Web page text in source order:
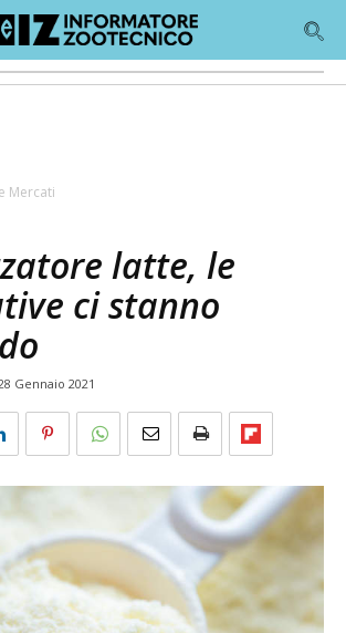
Mercati
latte, le
ci stanno
Gennaio 2021